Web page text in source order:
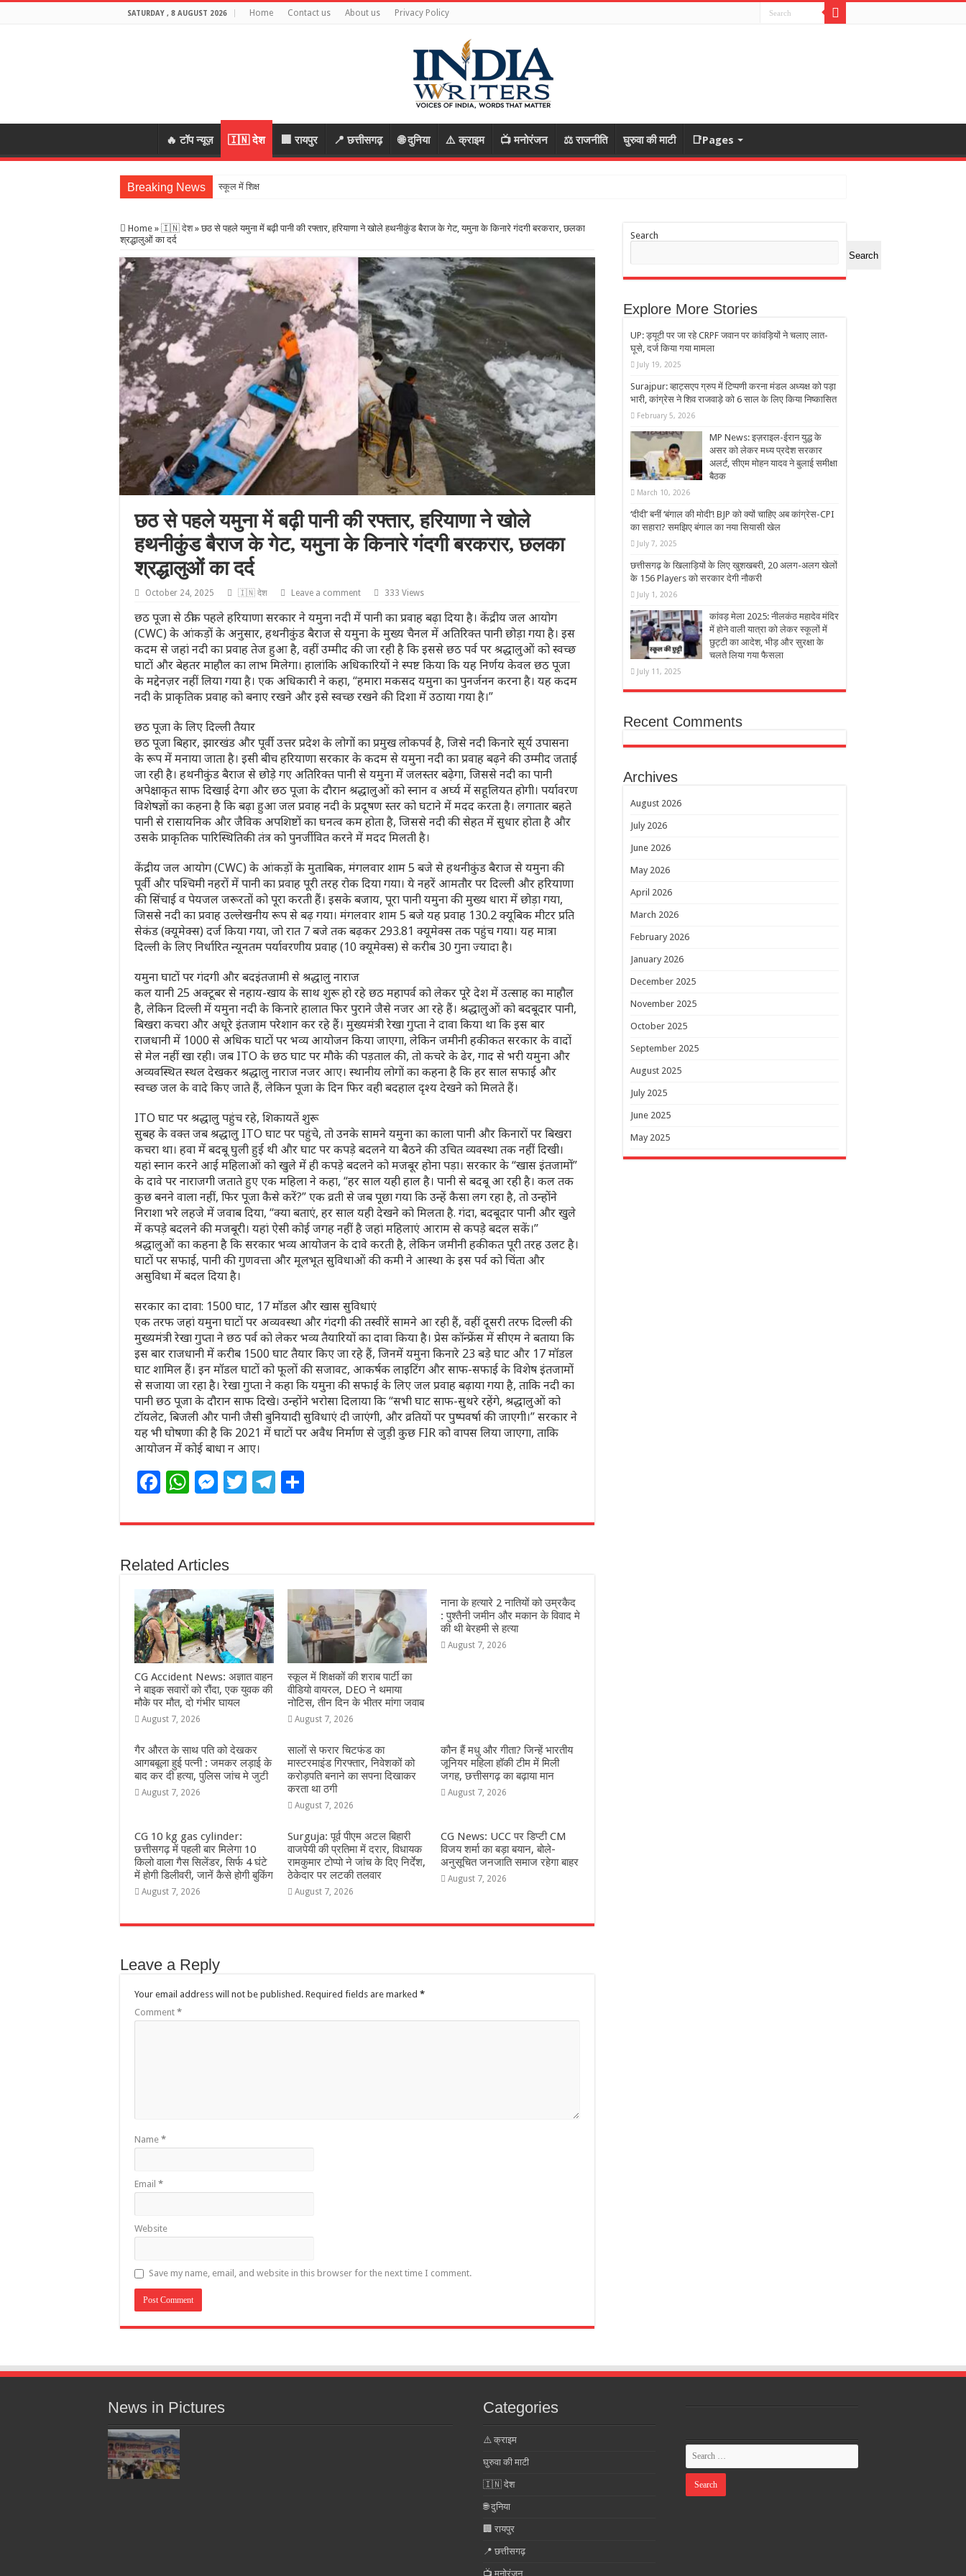
SATURDAY , 8 AUGUST 2026 Home Contact us About us Privacy Policy
🔥 टॉप न्यूज़ 🇮🇳 देश 🏢 रायपुर 📍 छत्तीसगढ़ 🌐 दुनिया ⚠️ क्राइम 📺 मनोरंजन ⚖️ राजनीति घुरुवा की माटी 📑Pages
Breaking News स्कूल में शिक्षकों की शराब पार्टी का वीड
Home » 🇮🇳 देश » छठ से पहले यमुना में बढ़ी पानी की रफ्तार, हरियाणा ने खोले हथनीकुंड बैराज के गेट, यमुना के किनारे गंदगी बरकरार, छलका
श्रद्धालुओं का दर्द
छठ से पहले यमुना में बढ़ी पानी की रफ्तार, हरियाणा ने खोले
हथनीकुंड बैराज के गेट, यमुना के किनारे गंदगी बरकरार, छलका
श्रद्धालुओं का दर्द
October 24, 2025 🇮🇳 देश Leave a comment 333 Views
छठ पूजा से ठीक पहले हरियाणा सरकार ने यमुना नदी में पानी का प्रवाह बढ़ा दिया है। केंद्रीय जल आयोग
(CWC) के आंकड़ों के अनुसार, हथनीकुंड बैराज से यमुना के मुख्य चैनल में अतिरिक्त पानी छोड़ा गया है। इस
कदम से जहां नदी का प्रवाह तेज हुआ है, वहीं उम्मीद की जा रही है कि इससे छठ पर्व पर श्रद्धालुओं को स्वच्छ
घाटों और बेहतर माहौल का लाभ मिलेगा। हालांकि अधिकारियों ने स्पष्ट किया कि यह निर्णय केवल छठ पूजा
के मद्देनज़र नहीं लिया गया है। एक अधिकारी ने कहा, “हमारा मकसद यमुना का पुनर्जनन करना है। यह कदम
नदी के प्राकृतिक प्रवाह को बनाए रखने और इसे स्वच्छ रखने की दिशा में उठाया गया है।”
छठ पूजा के लिए दिल्ली तैयार
छठ पूजा बिहार, झारखंड और पूर्वी उत्तर प्रदेश के लोगों का प्रमुख लोकपर्व है, जिसे नदी किनारे सूर्य उपासना
के रूप में मनाया जाता है। इसी बीच हरियाणा सरकार के कदम से यमुना नदी का प्रवाह बढ़ने की उम्मीद जताई
जा रही है। हथनीकुंड बैराज से छोड़े गए अतिरिक्त पानी से यमुना में जलस्तर बढ़ेगा, जिससे नदी का पानी
अपेक्षाकृत साफ दिखाई देगा और छठ पूजा के दौरान श्रद्धालुओं को स्नान व अर्घ्य में सहूलियत होगी। पर्यावरण
विशेषज्ञों का कहना है कि बढ़ा हुआ जल प्रवाह नदी के प्रदूषण स्तर को घटाने में मदद करता है। लगातार बहते
पानी से रासायनिक और जैविक अपशिष्टों का घनत्व कम होता है, जिससे नदी की सेहत में सुधार होता है और
उसके प्राकृतिक पारिस्थितिकी तंत्र को पुनर्जीवित करने में मदद मिलती है।
केंद्रीय जल आयोग (CWC) के आंकड़ों के मुताबिक, मंगलवार शाम 5 बजे से हथनीकुंड बैराज से यमुना की
पूर्वी और पश्चिमी नहरों में पानी का प्रवाह पूरी तरह रोक दिया गया। ये नहरें आमतौर पर दिल्ली और हरियाणा
की सिंचाई व पेयजल जरूरतों को पूरा करती हैं। इसके बजाय, पूरा पानी यमुना की मुख्य धारा में छोड़ा गया,
जिससे नदी का प्रवाह उल्लेखनीय रूप से बढ़ गया। मंगलवार शाम 5 बजे यह प्रवाह 130.2 क्यूबिक मीटर प्रति
सेकंड (क्यूमेक्स) दर्ज किया गया, जो रात 7 बजे तक बढ़कर 293.81 क्यूमेक्स तक पहुंच गया। यह मात्रा
दिल्ली के लिए निर्धारित न्यूनतम पर्यावरणीय प्रवाह (10 क्यूमेक्स) से करीब 30 गुना ज्यादा है।
यमुना घाटों पर गंदगी और बदइंतजामी से श्रद्धालु नाराज
कल यानी 25 अक्टूबर से नहाय-खाय के साथ शुरू हो रहे छठ महापर्व को लेकर पूरे देश में उत्साह का माहौल
है, लेकिन दिल्ली में यमुना नदी के किनारे हालात फिर पुराने जैसे नजर आ रहे हैं। श्रद्धालुओं को बदबूदार पानी,
बिखरा कचरा और अधूरे इंतजाम परेशान कर रहे हैं। मुख्यमंत्री रेखा गुप्ता ने दावा किया था कि इस बार
राजधानी में 1000 से अधिक घाटों पर भव्य आयोजन किया जाएगा, लेकिन जमीनी हकीकत सरकार के वादों
से मेल नहीं खा रही। जब ITO के छठ घाट पर मौके की पड़ताल की, तो कचरे के ढेर, गाद से भरी यमुना और
अव्यवस्थित स्थल देखकर श्रद्धालु नाराज नजर आए। स्थानीय लोगों का कहना है कि हर साल सफाई और
स्वच्छ जल के वादे किए जाते हैं, लेकिन पूजा के दिन फिर वही बदहाल दृश्य देखने को मिलते हैं।
ITO घाट पर श्रद्धालु पहुंच रहे, शिकायतें शुरू
सुबह के वक्त जब श्रद्धालु ITO घाट पर पहुंचे, तो उनके सामने यमुना का काला पानी और किनारों पर बिखरा
कचरा था। हवा में बदबू घुली हुई थी और घाट पर कपड़े बदलने या बैठने की उचित व्यवस्था तक नहीं दिखी।
यहां स्नान करने आई महिलाओं को खुले में ही कपड़े बदलने को मजबूर होना पड़ा। सरकार के “खास इंतजामों”
के दावे पर नाराजगी जताते हुए एक महिला ने कहा, “हर साल यही हाल है। पानी से बदबू आ रही है। कल तक
कुछ बनने वाला नहीं, फिर पूजा कैसे करें?” एक व्रती से जब पूछा गया कि उन्हें कैसा लग रहा है, तो उन्होंने
निराशा भरे लहजे में जवाब दिया, “क्या बताएं, हर साल यही देखने को मिलता है. गंदा, बदबूदार पानी और खुले
में कपड़े बदलने की मजबूरी। यहां ऐसी कोई जगह नहीं है जहां महिलाएं आराम से कपड़े बदल सकें।”
श्रद्धालुओं का कहना है कि सरकार भव्य आयोजन के दावे करती है, लेकिन जमीनी हकीकत पूरी तरह उलट है।
घाटों पर सफाई, पानी की गुणवत्ता और मूलभूत सुविधाओं की कमी ने आस्था के इस पर्व को चिंता और
असुविधा में बदल दिया है।
सरकार का दावा: 1500 घाट, 17 मॉडल और खास सुविधाएं
एक तरफ जहां यमुना घाटों पर अव्यवस्था और गंदगी की तस्वीरें सामने आ रही हैं, वहीं दूसरी तरफ दिल्ली की
मुख्यमंत्री रेखा गुप्ता ने छठ पर्व को लेकर भव्य तैयारियों का दावा किया है। प्रेस कॉन्फ्रेंस में सीएम ने बताया कि
इस बार राजधानी में करीब 1500 घाट तैयार किए जा रहे हैं, जिनमें यमुना किनारे 23 बड़े घाट और 17 मॉडल
घाट शामिल हैं। इन मॉडल घाटों को फूलों की सजावट, आकर्षक लाइटिंग और साफ-सफाई के विशेष इंतजामों
से सजाया जा रहा है। रेखा गुप्ता ने कहा कि यमुना की सफाई के लिए जल प्रवाह बढ़ाया गया है, ताकि नदी का
पानी छठ पूजा के दौरान साफ दिखे। उन्होंने भरोसा दिलाया कि “सभी घाट साफ-सुथरे रहेंगे, श्रद्धालुओं को
टॉयलेट, बिजली और पानी जैसी बुनियादी सुविधाएं दी जाएंगी, और व्रतियों पर पुष्पवर्षा की जाएगी।” सरकार ने
यह भी घोषणा की है कि 2021 में घाटों पर अवैध निर्माण से जुड़ी कुछ FIR को वापस लिया जाएगा, ताकि
आयोजन में कोई बाधा न आए।
F
c
e
b
o
o
k
W
at
s
A
p
p
M
ss
n
g
e
r
T
itt
T
e
m
ar
Related Articles
CG Accident News: अज्ञात वाहन
ने बाइक सवारों को रौंदा, एक युवक की
मौके पर मौत, दो गंभीर घायल
August 7, 2026
स्कूल में शिक्षकों की शराब पार्टी का
वीडियो वायरल, DEO ने थमाया
नोटिस, तीन दिन के भीतर मांगा जवाब
August 7, 2026
नाना के हत्यारे 2 नातियों को उम्रकैद
: पुश्तैनी जमीन और मकान के विवाद मे
की थी बेरहमी से हत्या
August 7, 2026
गैर औरत के साथ पति को देखकर
आगबबूला हुई पत्नी : जमकर लड़ाई के
बाद कर दी हत्या, पुलिस जांच मे जुटी
August 7, 2026
सालों से फरार चिटफंड का
मास्टरमाइंड गिरफ्तार, निवेशकों को
करोड़पति बनाने का सपना दिखाकर
करता था ठगी
August 7, 2026
कौन हैं मधु और गीता? जिन्हें भारतीय
जूनियर महिला हॉकी टीम में मिली
जगह, छत्तीसगढ़ का बढ़ाया मान
August 7, 2026
CG 10 kg gas cylinder:
छत्तीसगढ़ में पहली बार मिलेगा 10
किलो वाला गैस सिलेंडर, सिर्फ 4 घंटे
में होगी डिलीवरी, जानें कैसे होगी बुकिंग
August 7, 2026
Surguja: पूर्व पीएम अटल बिहारी
वाजपेयी की प्रतिमा में दरार, विधायक
रामकुमार टोप्पो ने जांच के दिए निर्देश,
ठेकेदार पर लटकी तलवार
August 7, 2026
CG News: UCC पर डिप्टी CM
विजय शर्मा का बड़ा बयान, बोले-
अनुसूचित जनजाति समाज रहेगा बाहर
August 7, 2026
Leave a Reply
Your email address will not be published. Required fields are marked *
Comment *
Name *
Email *
Website
Save my name, email, and website in this browser for the next time I comment.
Search
Search
Explore More Stories
UP: ड्यूटी पर जा रहे CRPF जवान पर कांवड़ियों ने चलाए लात-
घूसे, दर्ज किया गया मामला
July 19, 2025
Surajpur: व्हाट्सएप ग्रुप में टिप्पणी करना मंडल अध्यक्ष को पड़ा
भारी, कांग्रेस ने शिव राजवाड़े को 6 साल के लिए किया निष्कासित
February 5, 2026
MP News: इज़राइल-ईरान युद्ध के
असर को लेकर मध्य प्रदेश सरकार
अलर्ट, सीएम मोहन यादव ने बुलाई समीक्षा
बैठक
March 10, 2026
‘दीदी’ बनीं ‘बंगाल की मोदी’! BJP को क्यों चाहिए अब कांग्रेस-CPI
का सहारा? समझिए बंगाल का नया सियासी खेल
July 7, 2025
छत्तीसगढ़ के खिलाड़ियों के लिए खुशखबरी, 20 अलग-अलग खेलों
के 156 Players को सरकार देगी नौकरी
July 1, 2026
कांवड़ मेला 2025: नीलकंठ महादेव मंदिर
में होने वाली यात्रा को लेकर स्कूलों में
छुट्टी का आदेश, भीड़ और सुरक्षा के
चलते लिया गया फैसला
July 11, 2025
Recent Comments
Archives
August 2026
July 2026
June 2026
May 2026
April 2026
March 2026
February 2026
January 2026
December 2025
November 2025
October 2025
September 2025
August 2025
July 2025
June 2025
May 2025
News in Pictures Categories
⚠️ क्राइम
घुरुवा की माटी
🇮🇳 देश
🌐 दुनिया
🏢 रायपुर
📍 छत्तीसगढ़
📺 मनोरंजन